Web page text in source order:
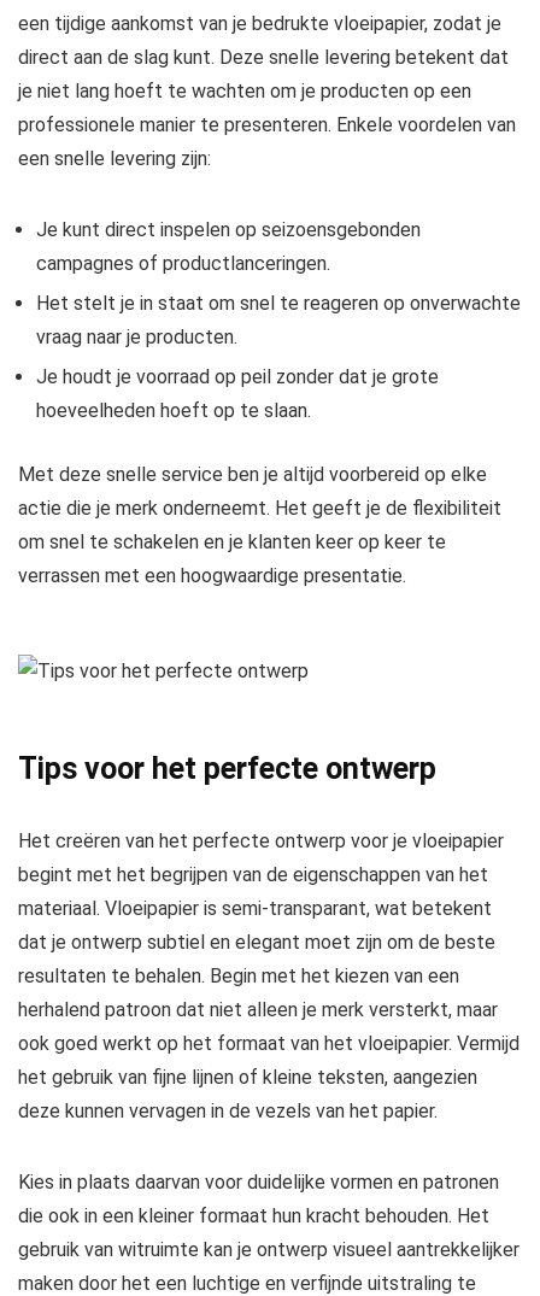
een tijdige aankomst van je bedrukte vloeipapier, zodat je
direct aan de slag kunt. Deze snelle levering betekent dat
je niet lang hoeft te wachten om je producten op een
professionele manier te presenteren. Enkele voordelen van
een snelle levering zijn:
Je kunt direct inspelen op seizoensgebonden
campagnes of productlanceringen.
Het stelt je in staat om snel te reageren op onverwachte
vraag naar je producten.
Je houdt je voorraad op peil zonder dat je grote
hoeveelheden hoeft op te slaan.
Met deze snelle service ben je altijd voorbereid op elke
actie die je merk onderneemt. Het geeft je de flexibiliteit
om snel te schakelen en je klanten keer op keer te
verrassen met een hoogwaardige presentatie.
Tips voor het perfecte ontwerp
Het creëren van het perfecte ontwerp voor je vloeipapier
begint met het begrijpen van de eigenschappen van het
materiaal. Vloeipapier is semi-transparant, wat betekent
dat je ontwerp subtiel en elegant moet zijn om de beste
resultaten te behalen. Begin met het kiezen van een
herhalend patroon dat niet alleen je merk versterkt, maar
ook goed werkt op het formaat van het vloeipapier. Vermijd
het gebruik van fijne lijnen of kleine teksten, aangezien
deze kunnen vervagen in de vezels van het papier.
Kies in plaats daarvan voor duidelijke vormen en patronen
die ook in een kleiner formaat hun kracht behouden. Het
gebruik van witruimte kan je ontwerp visueel aantrekkelijker
maken door het een luchtige en verfijnde uitstraling te